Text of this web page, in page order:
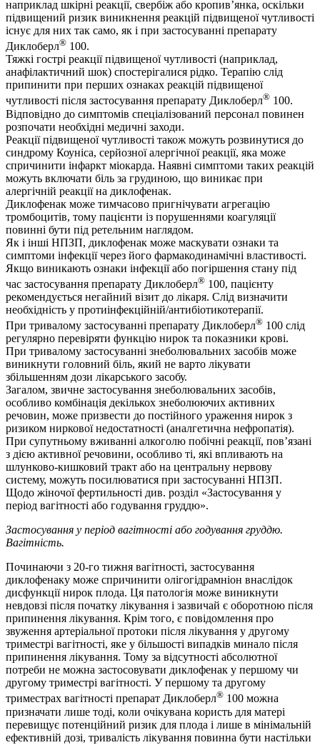
наприклад шкірні реакції, свербіж або кропив’янка, оскільки
підвищений ризик виникнення реакцій підвищеної чутливості
існує для них так само, як і при застосуванні препарату
Диклоберл® 100.
Тяжкі гострі реакції підвищеної чутливості (наприклад,
анафілактичний шок) спостерігалися рідко. Терапію слід
припинити при перших ознаках реакцій підвищеної
чутливості після застосування препарату Диклоберл® 100.
Відповідно до симптомів спеціалізований персонал повинен
розпочати необхідні медичні заходи.
Реакції підвищеної чутливості також можуть розвинутися до
синдрому Коуніса, серйозної алергічної реакції, яка може
спричинити інфаркт міокарда. Наявні симптоми таких реакцій
можуть включати біль за грудиною, що виникає при
алергічній реакції на диклофенак.
Диклофенак може тимчасово пригнічувати агрегацію
тромбоцитів, тому пацієнти із порушеннями коагуляції
повинні бути під ретельним наглядом.
Як і інші НПЗП, диклофенак може маскувати ознаки та
симптоми інфекції через його фармакодинамічні властивості.
Якщо виникають ознаки інфекції або погіршення стану під
час застосування препарату Диклоберл® 100, пацієнту
рекомендується негайний візит до лікаря. Слід визначити
необхідність у протиінфекційній/антибіотикотерапії.
При тривалому застосуванні препарату Диклоберл® 100 слід
регулярно перевіряти функцію нирок та показники крові.
При тривалому застосуванні знеболювальних засобів може
виникнути головний біль, який не варто лікувати
збільшенням дози лікарського засобу.
Загалом, звичне застосування знеболювальних засобів,
особливо комбінація декількох знеболюючих активних
речовин, може призвести до постійного ураження нирок з
ризиком ниркової недостатності (аналгетична нефропатія).
При супутньому вживанні алкоголю побічні реакції, пов’язані
з дією активної речовини, особливо ті, які впливають на
шлунково-кишковий тракт або на центральну нервову
систему, можуть посилюватися при застосуванні НПЗП.
Щодо жіночої фертильності див. розділ «Застосування у
період вагітності або годування груддю».
Застосування у період вагітності або годування груддю.
Вагітність.
Починаючи з 20-го тижня вагітності, застосування
диклофенаку може спричинити олігогідрамніон внаслідок
дисфункції нирок плода. Ця патологія може виникнути
невдовзі після початку лікування і зазвичай є оборотною після
припинення лікування. Крім того, є повідомлення про
звуження артеріальної протоки після лікування у другому
триместрі вагітності, яке у більшості випадків минало після
припинення лікування. Тому за відсутності абсолютної
потреби не можна застосовувати диклофенак у першому чи
другому триместрі вагітності. У першому та другому
триместрах вагітності препарат Диклоберл® 100 можна
призначати лише тоді, коли очікувана користь для матері
перевищує потенційний ризик для плода і лише в мінімальній
ефективній дозі, тривалість лікування повинна бути настільки